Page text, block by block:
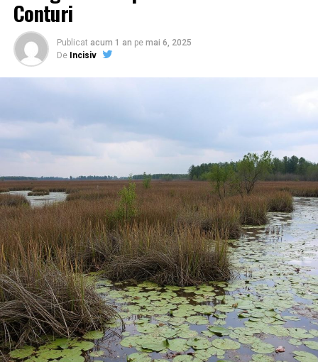
Conturi
Publicat acum 1 an pe mai 6, 2025
De Incisiv